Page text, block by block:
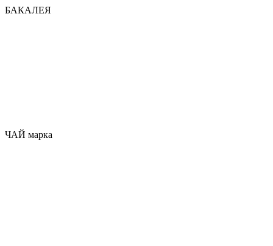
БАКАЛЕЯ
ЧАЙ марка